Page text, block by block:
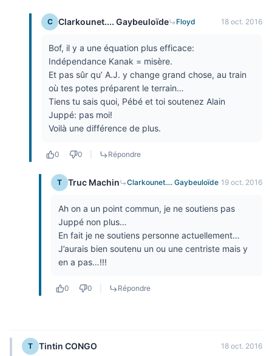
C Clarkounet.... Gaybeuloïde Floyd 18 oct. 2016
Bof, il y a une équation plus efficace:
Indépendance Kanak = misère.
Et pas sûr qu’ A.J. y change grand chose, au train
où tes potes préparent le terrain…
Tiens tu sais quoi, Pébé et toi soutenez Alain
Juppé: pas moi!
Voilà une différence de plus.
0 0 Répondre
T Truc Machin Clarkounet.... Gaybeuloïde 19 oct. 2016
Ah on a un point commun, je ne soutiens pas
Juppé non plus…
En fait je ne soutiens personne actuellement…
J’aurais bien soutenu un ou une centriste mais y
en a pas…!!!
0 0 Répondre
T Tintin CONGO 18 oct. 2016